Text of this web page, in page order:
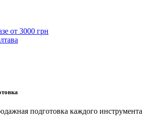
от 3000 грн
подготовка каждого инструмента